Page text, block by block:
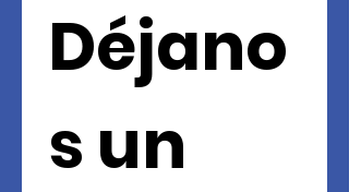
Déjano
s un